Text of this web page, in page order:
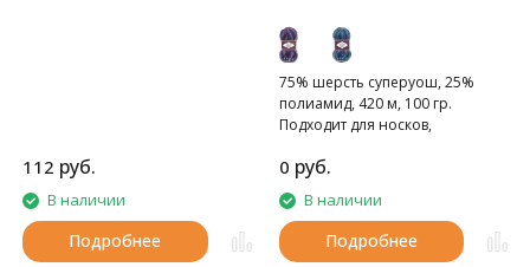
112 руб.
В наличии
Подробнее
75% шерсть суперуош, 25%
полиамид, 420 м, 100 гр.
Подходит для носков,
шапок и т.д.
0 руб.
В наличии
Подробнее